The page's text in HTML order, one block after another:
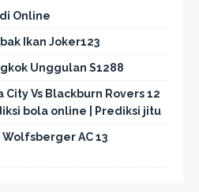
Online
Ikan Joker123
Unggulan S1288
City Vs Blackburn Rovers 12
bola online | Prediksi jitu
Wolfsberger AC 13